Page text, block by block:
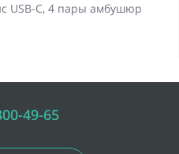
USB-C, 4 пары амбушюр
49-65